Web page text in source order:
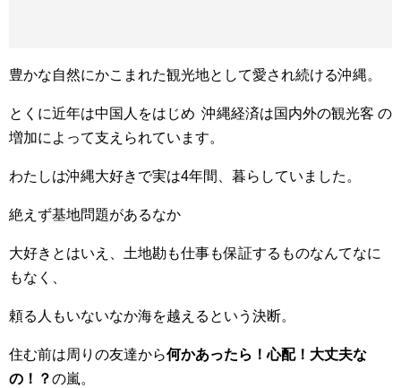
豊かな自然にかこまれた観光地として愛され続ける沖縄。
とくに近年は中国人をはじめ 沖縄経済は国内外の観光客 の
増加によって支えられています。
わたしは沖縄大好きで実は4年間、暮らしていました。
絶えず基地問題があるなか
大好きとはいえ、土地勘も仕事も保証するものなんてなに
もなく、
頼る人もいないなか海を越えるという決断。
住む前は周りの友達から何かあったら！心配！大丈夫な
の！？の嵐。